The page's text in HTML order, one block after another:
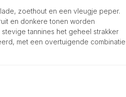
zoethout en een vleugje peper.
en donkere tonen worden
tannines het geheel strakker
met een overtuigende combinatie